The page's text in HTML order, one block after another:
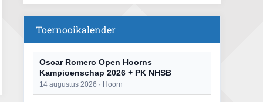
Toernooikalender
Oscar Romero Open Hoorns
Kampioenschap 2026 + PK NHSB
14 augustus 2026 · Hoorn